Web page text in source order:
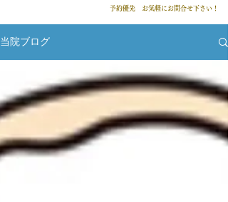
​ 予約優先 お気軽にお問合せ下さい！
当院ブログ